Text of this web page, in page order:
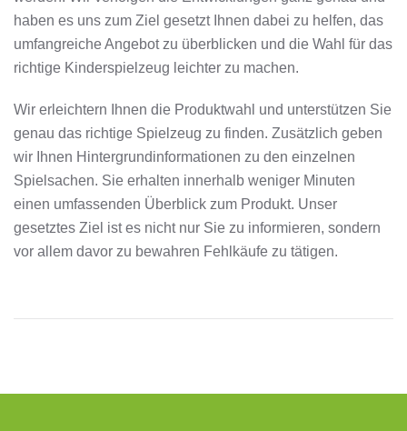
haben es uns zum Ziel gesetzt Ihnen dabei zu helfen, das
umfangreiche Angebot zu überblicken und die Wahl für das
richtige Kinderspielzeug leichter zu machen.
Wir erleichtern Ihnen die Produktwahl und unterstützen Sie
genau das richtige Spielzeug zu finden. Zusätzlich geben
wir Ihnen Hintergrundinformationen zu den einzelnen
Spielsachen. Sie erhalten innerhalb weniger Minuten
einen umfassenden Überblick zum Produkt. Unser
gesetztes Ziel ist es nicht nur Sie zu informieren, sondern
vor allem davor zu bewahren Fehlkäufe zu tätigen.